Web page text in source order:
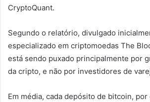
CryptoQuant.
Segundo o relatório, divulgado
especializado em criptomoedas The
está sendo puxado principalmente por
da cripto, e não por investidores de
Em média, cada depósito de bitcoin,